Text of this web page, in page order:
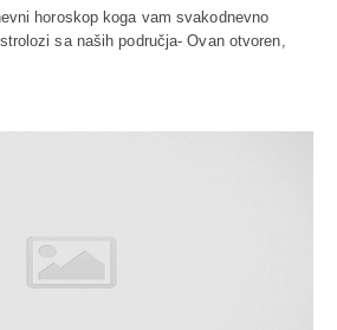
horoskop koga vam svakodnevno
sa naših područja- Ovan otvoren,